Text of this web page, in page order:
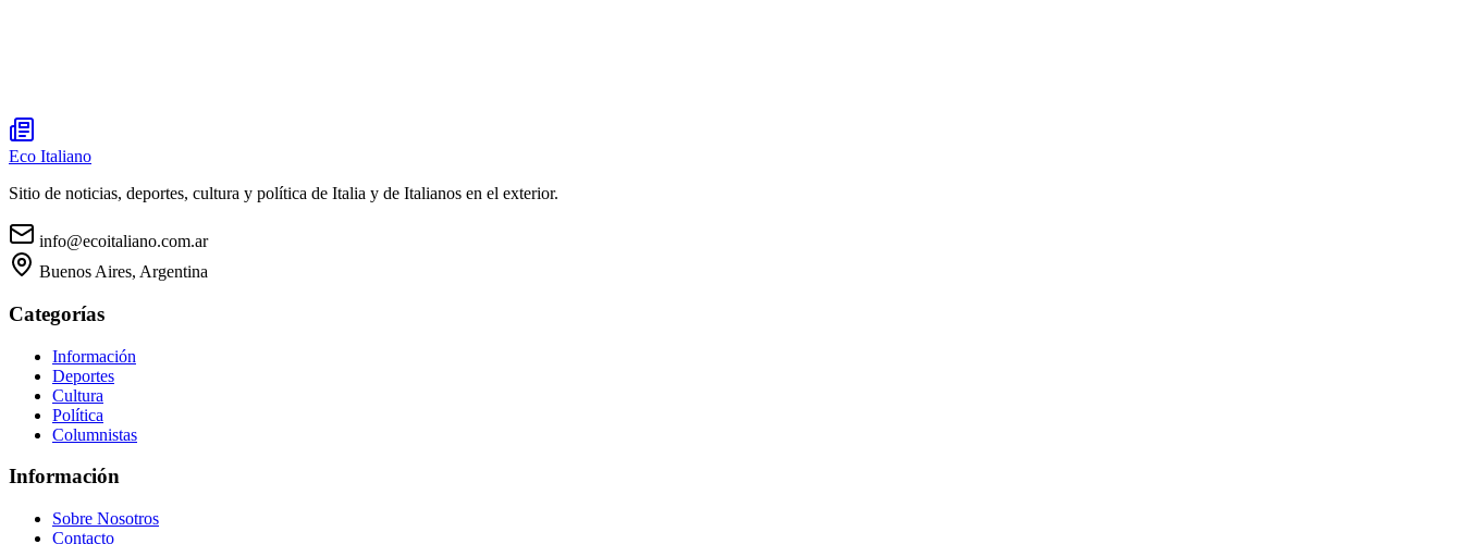
Eco Italiano
Sitio de noticias, deportes, cultura y política de Italia y de Italianos en el exterior.
info@ecoitaliano.com.ar
Buenos Aires, Argentina
Categorías
Información
Deportes
Cultura
Política
Columnistas
Información
Sobre Nosotros
Contacto